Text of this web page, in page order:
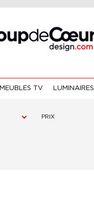
MEUBLES TV LUMINAIRES
PRIX